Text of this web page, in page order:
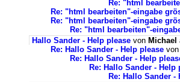
Re: "html
Re: "html bearbeiten"-eingabe
Re: "html bearbeiten"-eingabe
Re: "html bearbeiten"-
Hallo Sander - Help please von Michael
Re: Hallo Sander - Help please von
Re: Hallo Sander - Help
Re: Hallo Sander - Help
Re: Hallo Sander -